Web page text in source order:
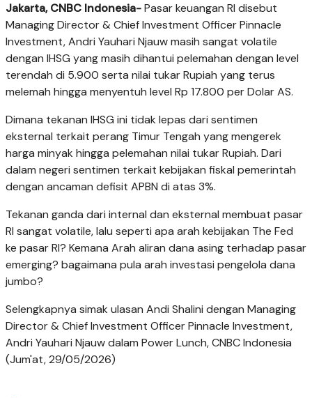
Jakarta, CNBC Indonesia-Pasar keuangan RI disebut
Managing Director & Chief Investment Officer Pinnacle
Investment, Andri Yauhari Njauw masih sangat volatile
dengan IHSG yang masih dihantui pelemahan dengan level
terendah di 5.900 serta nilai tukar Rupiah yang terus
melemah hingga menyentuh level Rp 17.800 per Dolar AS.
Dimana tekanan IHSG ini tidak lepas dari sentimen
eksternal terkait perang Timur Tengah yang mengerek
harga minyak hingga pelemahan nilai tukar Rupiah. Dari
dalam negeri sentimen terkait kebijakan fiskal pemerintah
dengan ancaman defisit APBN di atas 3%.
Tekanan ganda dari internal dan eksternal membuat pasar
RI sangat volatile, lalu seperti apa arah kebijakan The Fed
ke pasar RI? Kemana Arah aliran dana asing terhadap pasar
emerging? bagaimana pula arah investasi pengelola dana
jumbo?
Selengkapnya simak ulasan Andi Shalini dengan Managing
Director & Chief Investment Officer Pinnacle Investment,
Andri Yauhari Njauw dalam Power Lunch, CNBC Indonesia
(Jum'at, 29/05/2026)